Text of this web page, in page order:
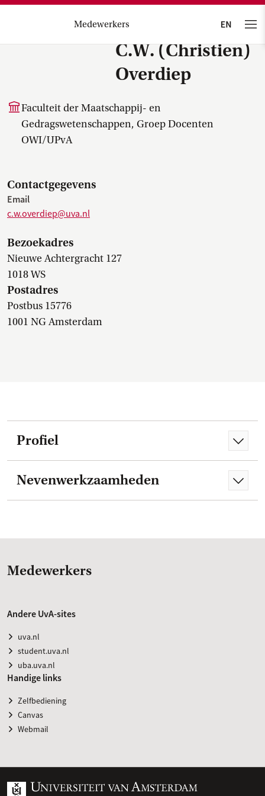
Medewerkers
C.W. (Christien)
Overdiep
Faculteit der Maatschappij- en
Gedragswetenschappen, Groep Docenten
OWI/UPvA
Contactgegevens
Email
c.w.overdiep@uva.nl
Bezoekadres
Nieuwe Achtergracht 127
1018 WS
Postadres
Postbus 15776
1001 NG Amsterdam
Profiel
Nevenwerkzaamheden
Medewerkers
Andere UvA-sites
uva.nl
student.uva.nl
uba.uva.nl
Handige links
Zelfbediening
Canvas
Webmail